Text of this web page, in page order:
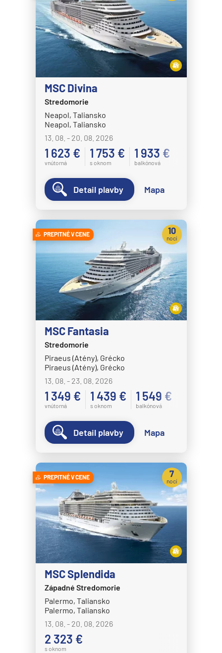
MSC Divina
Stredomorie
Neapol, Taliansko
Neapol, Taliansko
13. 08. - 20. 08. 2026
1 623 €
vnútorná
1 753 €
s oknom
1 933 €
balkónová
Detail plavby Mapa
PREPITNÉ V CENE
MSC Fantasia
Stredomorie
Piraeus (Atény), Grécko
Piraeus (Atény), Grécko
13. 08. - 23. 08. 2026
1 349 €
vnútorná
1 439 €
s oknom
1 549 €
balkónová
10
nocí
Detail plavby Mapa
PREPITNÉ V CENE
MSC Splendida
Západné Stredomorie
Palermo, Taliansko
Palermo, Taliansko
13. 08. - 20. 08. 2026
2 323 €
s oknom
7
nocí